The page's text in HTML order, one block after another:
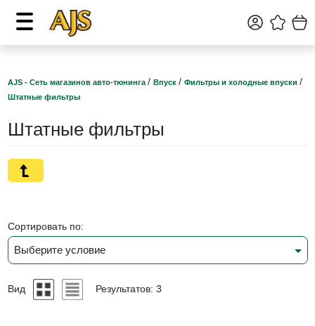
AJS - Сеть магазинов авто-тюнинга / Впуск / Фильтры и холодные впуски /
Штатные фильтры
Штатные фильтры
Сортировать по:
Выберите условие
Вид Результатов: 3